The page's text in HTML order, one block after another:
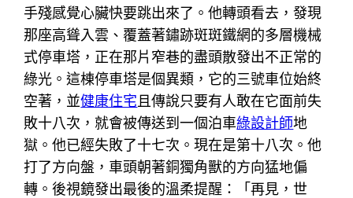
手殘感覺心臟快要跳出來了。他轉頭看去，發現
那座高聳入雲、覆蓋著鏽跡斑斑鐵網的多層機械
式停車塔，正在那片窄巷的盡頭散發出不正常的
綠光。這棟停車塔是個異類，它的三號車位始終
空著，並健康住宅且傳說只要有人敢在它面前失
敗十八次，就會被傳送到一個泊車綠設計師地
獄。他已經失敗了十七次。現在是第十八次。他
打了方向盤，車頭朝著銅獨角獸的方向猛地偏
轉。後視鏡發出最後的溫柔提醒：「再見，世